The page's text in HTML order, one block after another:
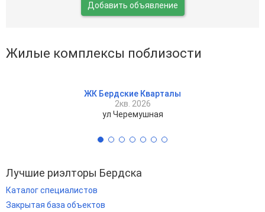
Добавить объявление
Жилые комплексы поблизости
ЖК Бердские Кварталы
2кв. 2026
ул Черемушная
Лучшие риэлторы Бердска
Каталог специалистов
Закрытая база объектов